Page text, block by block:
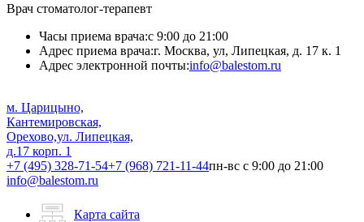
Врач стоматолог-терапевт
Часы приема врача:с 9:00 до 21:00
Адрес приема врача:г. Москва, ул, Липецкая, д. 17 к. 1
Адрес электронной почты:info@balestom.ru
м. Царицыно,
Кантемировская,
Орехово,ул. Липецкая,
д.17 корп. 1
+7 (495) 328-71-54+7 (968) 721-11-44пн-вс с 9:00 до 21:00
info@balestom.ru
Карта сайта